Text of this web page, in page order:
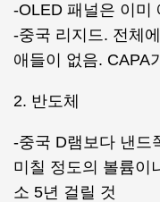
-OLED 패널은 이미
-중국 리지드. 전체
애들이 없음. CAPA
2. 반도체
-중국 D램보다 낸드
미칠 정도의 볼륨이
소 5년 걸릴 것